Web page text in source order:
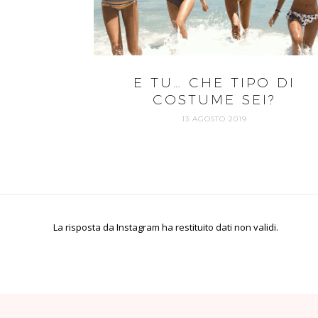
E TU… CHE TIPO DI
COSTUME SEI?
13 AGOSTO 2019
La risposta da Instagram ha restituito dati non validi.